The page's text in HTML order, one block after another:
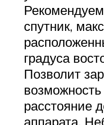
спутник,
градуса
Позволит
расстояние
аппарата.